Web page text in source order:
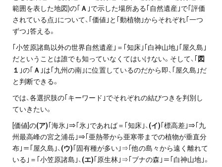
範囲を表した地図)の｢
Ａ ｣で示した場所ある｢自然遺産｣で｢評価
されている点｣について、｢価値｣と｢動植物｣からそれぞれ｢一つ
ずつ｣答える。
｢小笠原諸島以外の世界自然遺産｣＝｢知床｣｢白神山地｣｢屋久島｣
だということは誰でも知っていなくてはいけない。そして、｢
図
１ ｣の｢ Ａ ｣は｢九州の南｣に位置しているのだから即、｢屋久島｣だ
と判断できる。
では、各選択肢の｢キーワード｣でそれぞれの結びつきを判別し
ていきたい。
[価値]の(ア) ｢海氷｣⇒｢氷｣であれば＝｢知床｣、 (イ) ｢標高差｣⇒｢九
州最高峰の宮之浦岳｣⇒｢亜熱帯から亜寒帯までの植物が垂直分
布｣＝｢屋久島｣、 (ウ) ｢固有種が多い｣⇒｢他の島々から遠く離れて
いる｣＝｢小笠原諸島｣、 (エ) ｢原生林｣⇒｢ブナの森｣＝｢白神山地｣。